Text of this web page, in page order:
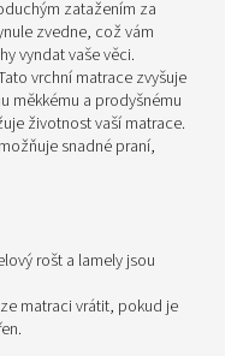
zatažením za
zvedne, což vám
vyndat vaše věci.
vrchní matrace zvyšuje
měkkému a prodyšnému
životnost vaší matrace.
snadné praní,
rošt a lamely jsou
matraci vrátit, pokud je